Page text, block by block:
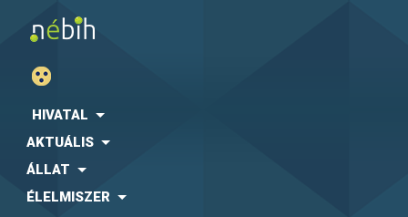
HIVATAL
AKTUÁLIS
ÁLLAT
ÉLELMISZER